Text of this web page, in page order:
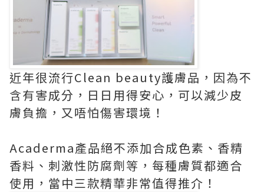
近年很流行Clean beauty護膚品，因為不
含有害成分，日日用得安心，可以減少皮
膚負擔，又唔怕傷害環境！
Acaderma產品絕不添加合成色素、香精
香料、刺激性防腐劑等，每種膚質都適合
使用，當中三款精華非常值得推介！